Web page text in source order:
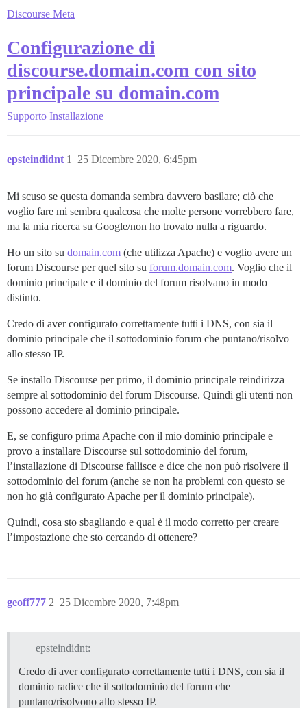
Discourse Meta
Configurazione di
discourse.domain.com con sito
principale su domain.com
Supporto Installazione
epsteindidnt 25 Dicembre 2020, 6:45pm
1
Mi scuso se questa domanda sembra davvero basilare; ciò che
voglio fare mi sembra qualcosa che molte persone vorrebbero fare,
ma la mia ricerca su Google/non ho trovato nulla a riguardo.
Ho un sito su domain.com (che utilizza Apache) e voglio avere un
forum Discourse per quel sito su forum.domain.com. Voglio che il
dominio principale e il dominio del forum risolvano in modo
distinto.
Credo di aver configurato correttamente tutti i DNS, con sia il
dominio principale che il sottodominio forum che puntano/risolvo
allo stesso IP.
Se installo Discourse per primo, il dominio principale reindirizza
sempre al sottodominio del forum Discourse. Quindi gli utenti non
possono accedere al dominio principale.
E, se configuro prima Apache con il mio dominio principale e
provo a installare Discourse sul sottodominio del forum,
l’installazione di Discourse fallisce e dice che non può risolvere il
sottodominio del forum (anche se non ha problemi con questo se
non ho già configurato Apache per il dominio principale).
Quindi, cosa sto sbagliando e qual è il modo corretto per creare
l’impostazione che sto cercando di ottenere?
geoff777 25 Dicembre 2020, 7:48pm
2
epsteindidnt:
Credo di aver configurato correttamente tutti i DNS, con sia il
dominio radice che il sottodominio del forum che
puntano/risolvono allo stesso IP.